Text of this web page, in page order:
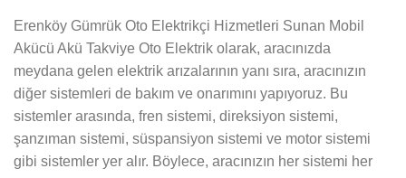
Erenköy Gümrük Oto Elektrikçi Hizmetleri Sunan Mobil
Akücü Akü Takviye Oto Elektrik olarak, aracınızda
meydana gelen elektrik arızalarının yanı sıra, aracınızın
diğer sistemleri de bakım ve onarımını yapıyoruz. Bu
sistemler arasında, fren sistemi, direksiyon sistemi,
şanzıman sistemi, süspansiyon sistemi ve motor sistemi
gibi sistemler yer alır. Böylece, aracınızın her sistemi her